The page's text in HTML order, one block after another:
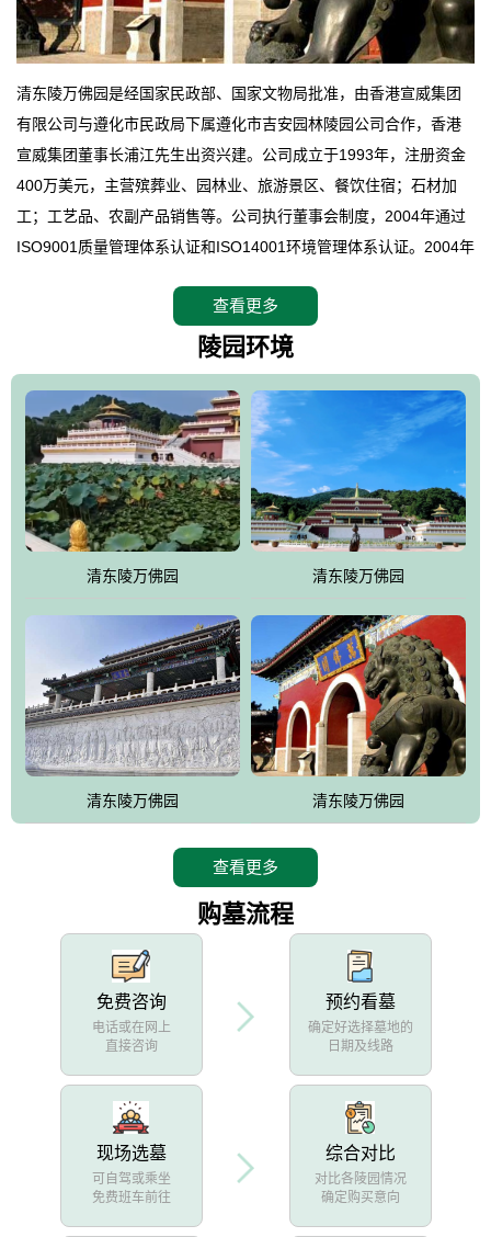
清东陵万佛园是经国家民政部、国家文物局批准，由香港宣威集团
有限公司与遵化市民政局下属遵化市吉安园林陵园公司合作，香港
宣威集团董事长浦江先生出资兴建。公司成立于1993年，注册资金
400万美元，主营殡葬业、园林业、旅游景区、餐饮住宿；石材加
工；工艺品、农副产品销售等。公司执行董事会制度，2004年通过
ISO9001质量管理体系认证和ISO14001环境管理体系认证。2004年
拥有4A级旅游区头衔的花园式陵园，园内建有四星级酒店一座。
万佛园位于遵化市境内，座落在世界文化遗产清东陵地形墙内，地
形绝佳，地理位置优越，交通便利。公司以“建设全国顶级人生后花
园、打造佛教精品旅游圣地”为目标，以海外归侨、国内外知名人士
的墓地安葬、祭祀吊亡并结合旅游参观构成其主要使用功能；以苍
郁绚丽、优雅宜人的园林景观构成其外部形象。通过墓园建设与造
园手法相结合的默契操作，建成一处特色鲜明、服务周全、环境优
美、民族风格突出，与周边文物古迹交相呼应的极具吸引力的花园
式园林。
万佛园工程一期占地448亩，目前完成投资近12亿元人民币，园区采
用全仿古式建筑，寻求与世界文化遗产地清东陵的和谐统一，在园
区建设中寻求陵园建设与景区建设的有机融合，充分发挥独一无二
的地形优势，打造现代艺术园林，建设旅游景观、寺庙、酒店等综
合服务设施，服务于陵园经营，使企业的多元化经营项目相互依
托、相互促进，园区绿化覆盖率达90%。
设计建造各种墓地墓位3万个；主体建筑金宝塔，墓位容量8万个，
能适应不同消费阶层的需求，为客户提供墓碑设计制作服务、特色
查看更多
陵园环境
清东陵万佛园 清东陵万佛园
清东陵万佛园 清东陵万佛园
查看更多
购墓流程
免费咨询
电话或在网上
直接咨询
预约看墓
确定好选择墓地的
日期及线路
现场选墓
可自驾或乘坐
免费班车前往
综合对比
对比各陵园情况
确定购买意向